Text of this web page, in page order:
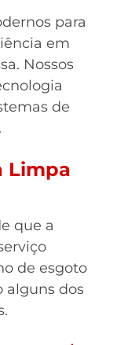
para
em
Nossos
de
Limpa
que a
de esgoto
alguns dos